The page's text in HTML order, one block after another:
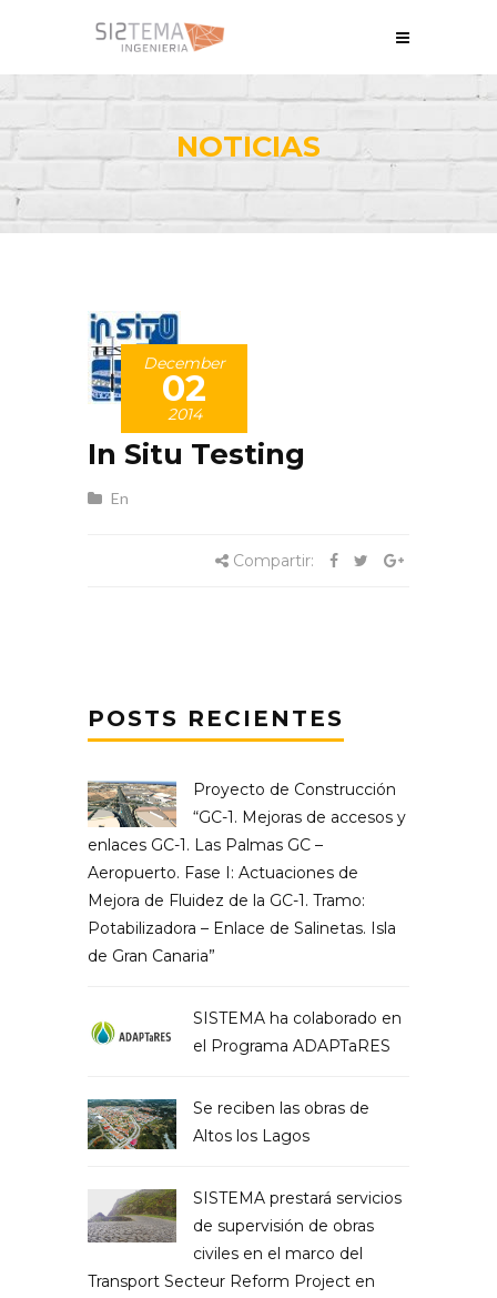
NOTICIAS
December
02
2014
In Situ Testing
En
Compartir:
POSTS RECIENTES
Proyecto de Construcción
“GC-1. Mejoras de accesos y
enlaces GC-1. Las Palmas GC –
Aeropuerto. Fase I: Actuaciones de
Mejora de Fluidez de la GC-1. Tramo:
Potabilizadora – Enlace de Salinetas. Isla
de Gran Canaria”
SISTEMA ha colaborado en
el Programa ADAPTaRES
Se reciben las obras de
Altos los Lagos
SISTEMA prestará servicios
de supervisión de obras
civiles en el marco del
Transport Secteur Reform Project en